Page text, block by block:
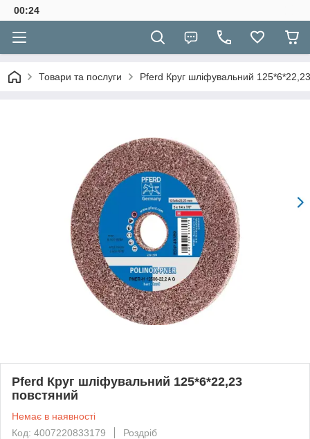
00:24
Товари та послуги Pferd Круг шліфувальний
Pferd Круг шліфувальний 125*6*22,23
повстяний
Немає в наявності
Код: 4007220833179
Роздріб